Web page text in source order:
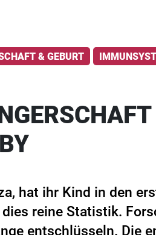
& GEBURT
hat ihr Kind in den
reine Statistik.
entschlüsseln. Die